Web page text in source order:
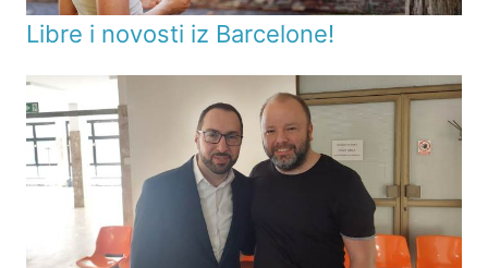
Libre i novosti iz Barcelone!